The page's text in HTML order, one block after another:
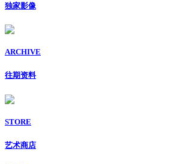
独家影像
ARCHIVE
往期资料
STORE
艺术商店